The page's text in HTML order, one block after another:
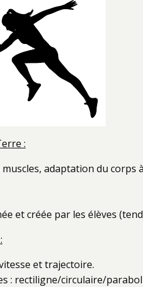
:
adaptation du corps
et créée par les élèves
et trajectoire.
: rectiligne/circulaire/